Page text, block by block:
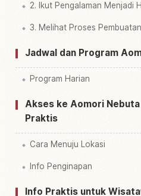
2. Ikut Pengalaman Menjadi
3. Melihat Proses
Jadwal dan Program
Program Harian
Akses ke Aomori
Praktis
Cara Menuju Lokasi
Info Penginapan
Info Praktis untuk